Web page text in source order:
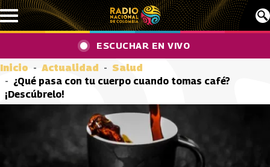
Pasar al contenido principal
ESCUCHAR EN VIVO
Inicio Actualidad
Salud
¿Qué pasa con tu cuerpo cuando tomas café?
¡Descúbrelo!